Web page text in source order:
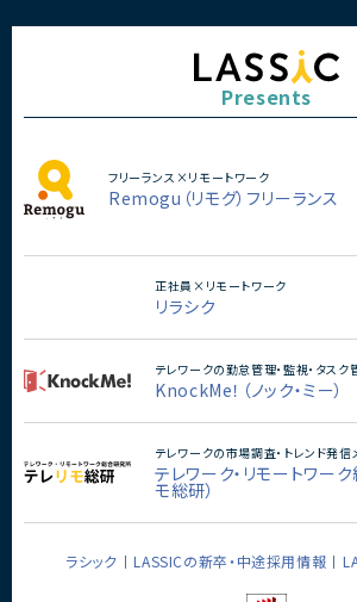
Presents
フリーランス×リモートワーク
Remogu（リモグ）フリーランス
正社員×リモートワーク
リラシク
テレワークの勤怠管理・監視・タスク
KnockMe！（ノック・ミー）
テレワークの市場調査・トレンド発信
テレワーク・リモートワー
モ総研）
ラシック LASSICの新卒・中途採用情報